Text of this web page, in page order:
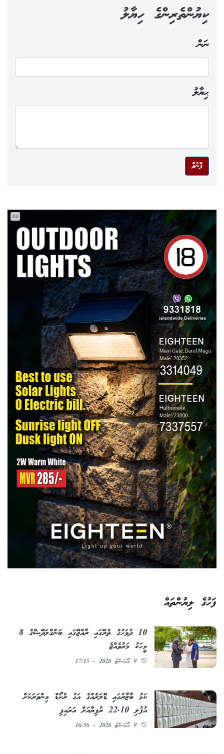
ކިޔުންތެރިންގެ ހިޔާލު
ނަން
ޙިޔާލު
ފޮނުވާ
Ad
ފަހުގެ ލިޔުންތައް
10 ދުވަހުގެ ތެރޭގައި ރާއްޖޭގައި ބަންގްލަދޭޝްގެ 8
މީހަކު މަރުވެއްޖެ
9 އޯގަސްޓު 2026 - 17:15
ކަޅު ބާޒާރުގައި ޑޮލަރެއްގެ އަގު ރެކޯޑް މިންވަރަކަށް
އުފުލި 22.10 ރުފިޔާއަށް އަރައިފި
9 އޯގަސްޓު 2026 - 16:56